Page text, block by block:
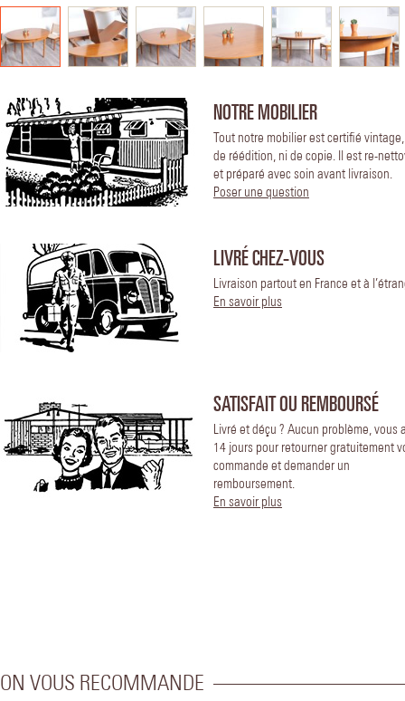
NOTRE MOBILIER
Tout notre mobilier est certifié
de réédition, ni de copie. Il est re-
et préparé avec soin avant livraison.
Poser une question
LIVRÉ CHEZ-VOUS
Livraison partout en France et à
En savoir plus
SATISFAIT OU REMBOURSÉ
Livré et déçu ? Aucun problème, vous
14 jours pour retourner gratuitement
commande et demander un
remboursement.
En savoir plus
ON VOUS RECOMMANDE